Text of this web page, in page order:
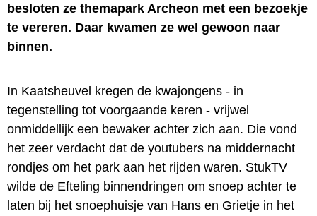
besloten ze themapark Archeon met een bezoekje
te vereren. Daar kwamen ze wel gewoon naar
binnen.
In Kaatsheuvel kregen de kwajongens - in
tegenstelling tot voorgaande keren - vrijwel
onmiddellijk een bewaker achter zich aan. Die vond
het zeer verdacht dat de youtubers na middernacht
rondjes om het park aan het rijden waren. StukTV
wilde de Efteling binnendringen om snoep achter te
laten bij het snoephuisje van Hans en Grietje in het